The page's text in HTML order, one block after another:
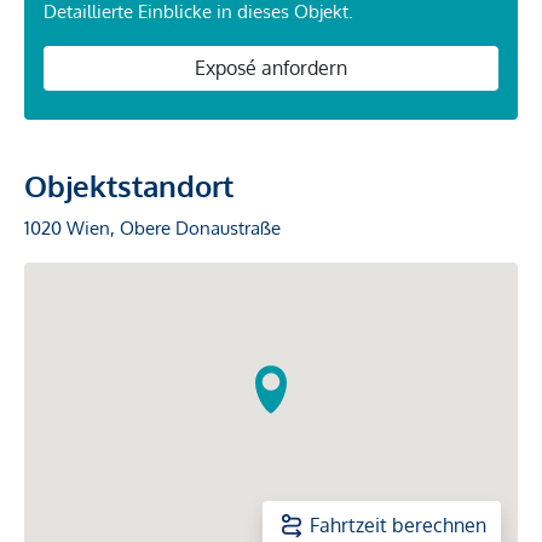
Detaillierte Einblicke in dieses Objekt.
Exposé anfordern
Objektstandort
1020 Wien, Obere Donaustraße
Fahrtzeit berechnen